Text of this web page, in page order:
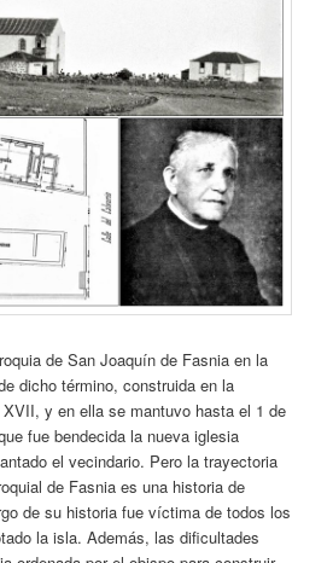
de San Joaquín de Fasnia en la
dicho término, construida en la
y en ella se mantuvo hasta el 1 de
fue bendecida la nueva iglesia
el vecindario. Pero la trayectoria
de Fasnia es una historia de
de su historia fue víctima de todos los
la isla. Además, las dificultades